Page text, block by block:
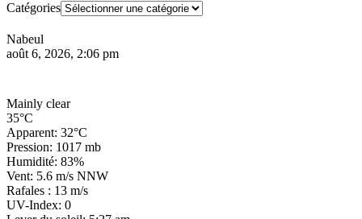
Catégories
Nabeul
août 6, 2026, 2:06 pm
Mainly clear
35°C
Apparent: 32°C
Pression: 1017 mb
Humidité: 83%
Vent: 5.6 m/s NNW
Rafales : 13 m/s
UV-Index: 0